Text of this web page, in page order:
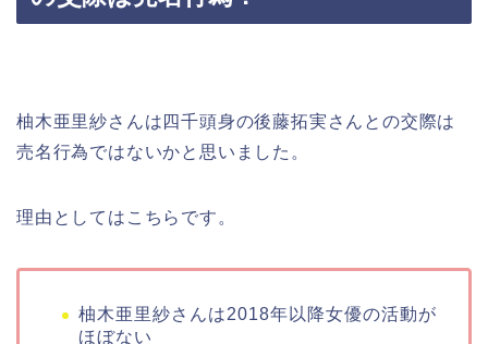
柚木亜里紗さんは四千頭身の後藤拓実さんとの交際は
売名行為ではないかと思いました。
理由としてはこちらです。
柚木亜里紗さんは2018年以降女優の活動が
ほぼない